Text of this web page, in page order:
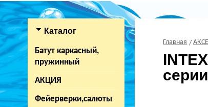
Каталог
Батут каркасный,
пружинный
АКЦИЯ
Фейерверки,салюты
Главная